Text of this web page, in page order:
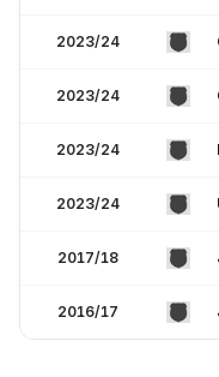
2023/24
2023/24
2023/24
2023/24
2017/18
2016/17